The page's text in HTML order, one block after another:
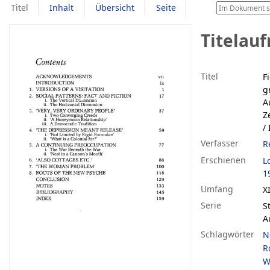
Titel Inhalt Übersicht Seite
Titel
/
Verfasser
Erschienen
Umfang
Serie
Schlagwörter